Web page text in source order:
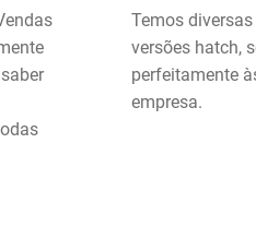
Temos
versões hatch,
perfeitamente
empresa.